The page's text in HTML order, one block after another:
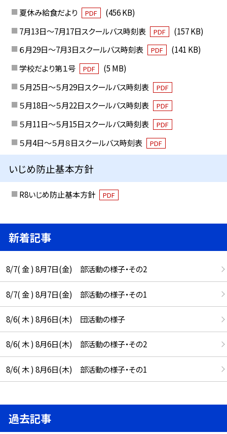
夏休み給食だより
PDF
(456 KB)
7月13日～7月17日スクールバス時刻表
PDF
(157 KB)
６月29日～7月3日スクールバス時刻表
PDF
(141 KB)
学校だより第１号
PDF
(5 MB)
５月25日～５月29日スクールバス時刻表
PDF
５月18日～５月22日スクールバス時刻表 PDF
５月11日～５月15日スクールバス時刻表 PDF
５月4日～５月８日スクールバス時刻表 PDF
いじめ防止基本方針
R8いじめ防止基本方針 PDF
新着記事
8/7( 金 ) 8月7日(金) 部活動の様子・その2
8/7( 金 ) 8月7日(金) 部活動の様子・その1
8/6( 木 ) 8月6日(木) 団活動の様子
8/6( 木 ) 8月6日(木) 部活動の様子・その2
8/6( 木 ) 8月6日(木) 部活動の様子・その1
過去記事